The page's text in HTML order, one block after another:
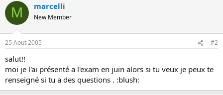
M marcelli
New Member
25 Aout 2005 #2
salut!!
moi je l'ai présenté a l'exam en juin alors si tu veux je peux te
renseigné si tu a des questions . :blush: